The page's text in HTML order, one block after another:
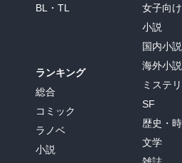
BL・TL
ランキング
総合
コミック
ラノベ
小説
女子向
小説
国内小説
海外小説
ミステ
SF
歴史・
文学